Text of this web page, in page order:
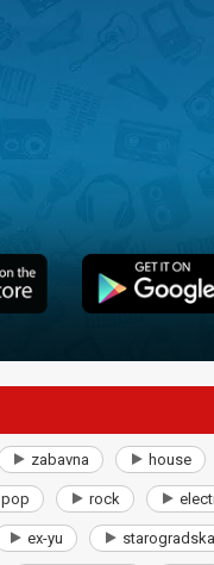
zabavna house
pop rock
ex-yu starogradska